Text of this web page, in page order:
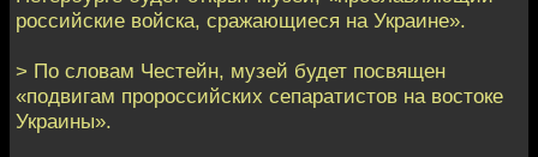
российские войска, сражающиеся на Украине».
> По словам Честейн, музей будет посвящен
«подвигам пророссийских сепаратистов на востоке
Украины».